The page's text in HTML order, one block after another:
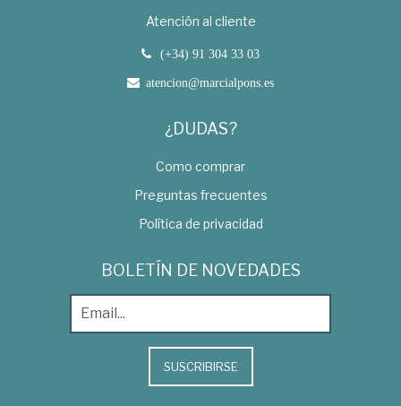
Atención al cliente
(+34) 91 304 33 03
atencion@marcialpons.es
¿DUDAS?
Como comprar
Preguntas frecuentes
Política de privacidad
BOLETÍN DE NOVEDADES
SUSCRIBIRSE